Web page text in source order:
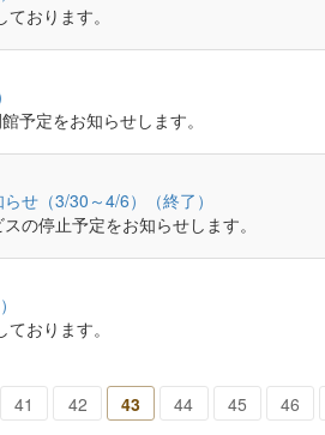
おります。
予定をお知らせします。
せ（3/30～4/6）（終了）
の停止予定をお知らせします。
おります。
41 42 43 44 45 46